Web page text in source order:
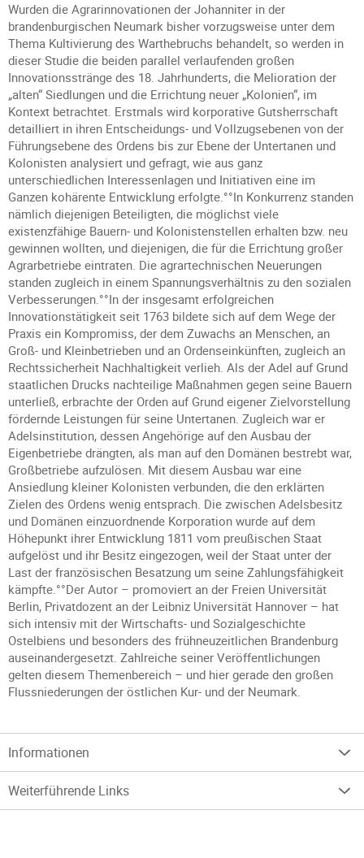
Wurden die Agrarinnovationen der Johanniter in der
brandenburgischen Neumark bisher vorzugsweise unter dem
Thema Kultivierung des Warthebruchs behandelt, so werden in
dieser Studie die beiden parallel verlaufenden großen
Innovationsstränge des 18. Jahrhunderts, die Melioration der
„alten“ Siedlungen und die Errichtung neuer „Kolonien“, im
Kontext betrachtet. Erstmals wird korporative Gutsherrschaft
detailliert in ihren Entscheidungs- und Vollzugsebenen von der
Führungsebene des Ordens bis zur Ebene der Untertanen und
Kolonisten analysiert und gefragt, wie aus ganz
unterschiedlichen Interessenlagen und Initiativen eine im
Ganzen kohärente Entwicklung erfolgte.°°In Konkurrenz standen
nämlich diejenigen Beteiligten, die möglichst viele
existenzfähige Bauern- und Kolonistenstellen erhalten bzw. neu
gewinnen wollten, und diejenigen, die für die Errichtung großer
Agrarbetriebe eintraten. Die agrartechnischen Neuerungen
standen zugleich in einem Spannungsverhältnis zu den sozialen
Verbesserungen.°°In der insgesamt erfolgreichen
Innovationstätigkeit seit 1763 bildete sich auf dem Wege der
Praxis ein Kompromiss, der dem Zuwachs an Menschen, an
Groß- und Kleinbetrieben und an Ordenseinkünften, zugleich an
Rechtssicherheit Nachhaltigkeit verlieh. Als der Adel auf Grund
staatlichen Drucks nachteilige Maßnahmen gegen seine Bauern
unterließ, erbrachte der Orden auf Grund eigener Zielvorstellung
fördernde Leistungen für seine Untertanen. Zugleich war er
Adelsinstitution, dessen Angehörige auf den Ausbau der
Eigenbetriebe drängten, als man auf den Domänen bestrebt war,
Großbetriebe aufzulösen. Mit diesem Ausbau war eine
Ansiedlung kleiner Kolonisten verbunden, die den erklärten
Zielen des Ordens wenig entsprach. Die zwischen Adelsbesitz
und Domänen einzuordnende Korporation wurde auf dem
Höhepunkt ihrer Entwicklung 1811 vom preußischen Staat
aufgelöst und ihr Besitz eingezogen, weil der Staat unter der
Last der französischen Besatzung um seine Zahlungsfähigkeit
kämpfte.°°Der Autor – promoviert an der Freien Universität
Berlin, Privatdozent an der Leibniz Universität Hannover – hat
sich intensiv mit der Wirtschafts- und Sozialgeschichte
Ostelbiens und besonders des frühneuzeitlichen Brandenburg
auseinandergesetzt. Zahlreiche seiner Veröffentlichungen
gelten diesem Themenbereich – und hier gerade den großen
Flussniederungen der östlichen Kur- und der Neumark.
Informationen
Weiterführende Links